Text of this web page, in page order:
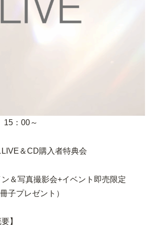
：00～
＆CD購入者特典会
ン＆写真撮影会+イベント即売限定
子プレゼント）
】